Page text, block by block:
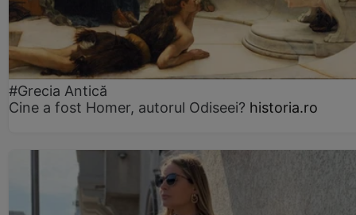
#Grecia Antică
Cine a fost Homer, autorul Odiseei? historia.ro